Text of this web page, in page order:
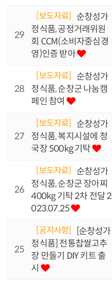
29
[보도자료]
순창성가
정식품, 공정거래위원
회 CCM(소비자중심경
영)인증 받아
28
[보도자료]
순창성가
정식품, 순창군 나눔캠
페인 참여
27
[보도자료]
순창성가
정식품, 복지시설에 청
국장 500kg 기탁
26
[보도자료]
순창성가
정식품, 순창군 장아찌
400kg 기탁 2차 전달 2
023.07.25
25
[공지사항]
[순창성가
정식품] 전통찹쌀고추
장 만들기 DIY 키트 출
시